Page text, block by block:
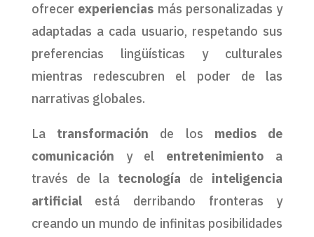
ofrecer experiencias más personalizadas y
adaptadas a cada usuario, respetando sus
preferencias lingüísticas y culturales
mientras redescubren el poder de las
narrativas globales.
La transformación de los medios de
comunicación y el entretenimiento a
través de la tecnología de inteligencia
artificialestá derribando fronteras y
creando un mundo de infinitas posibilidades